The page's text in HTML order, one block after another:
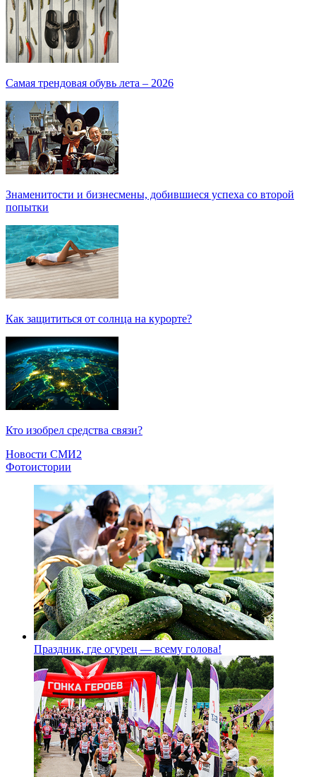
Самая трендовая обувь лета – 2026
Знаменитости и бизнесмены, добившиеся успеха со второй
попытки
Как защититься от солнца на курорте?
Кто изобрел средства связи?
Новости СМИ2
Фотоистории
Праздник, где огурец — всему голова!